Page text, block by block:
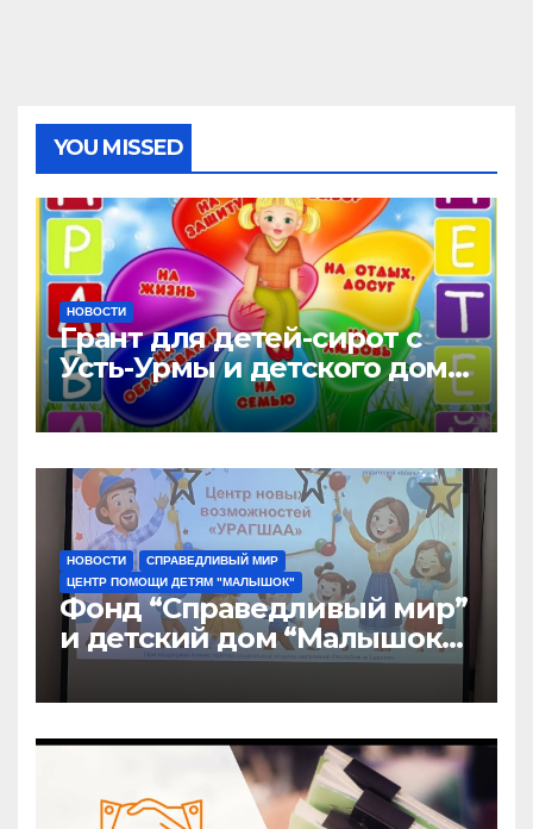
YOU MISSED
НОВОСТИ
Грант для детей-сирот с
Усть-Урмы и детского дома
“Малышок”
НОВОСТИ
СПРАВЕДЛИВЫЙ МИР
ЦЕНТР ПОМОЩИ ДЕТЯМ "МАЛЫШОК"
Фонд “Справедливый мир”
и детский дом “Малышок”
открыли центр новых
возможностей “УРАГШАА”